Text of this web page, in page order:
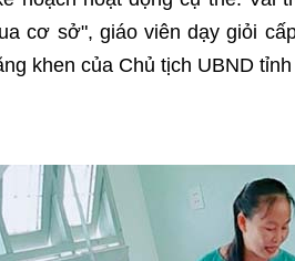
cơ sở", giáo viên dạy giỏi
khen của Chủ tịch UBND